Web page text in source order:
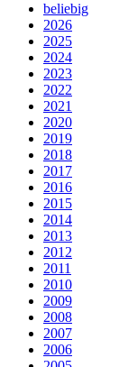
beliebig
2026
2025
2024
2023
2022
2021
2020
2019
2018
2017
2016
2015
2014
2013
2012
2011
2010
2009
2008
2007
2006